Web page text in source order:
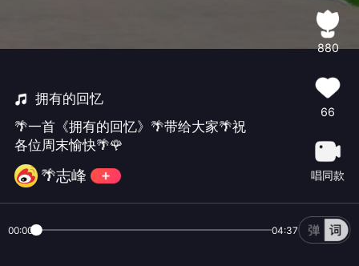
拥有的回忆
🌴一首《拥有的回忆》🌴带给大家🌴祝
各位周末愉快🌴🌹
🌴志峰
880
66
唱同款
00:00 04:37